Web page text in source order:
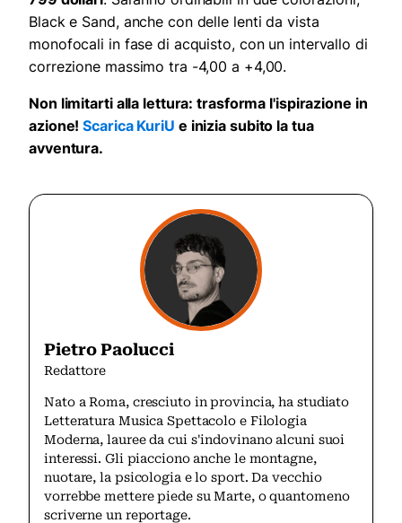
Black e Sand, anche con delle lenti da vista
monofocali in fase di acquisto, con un intervallo di
correzione massimo tra -4,00 a +4,00.
Non limitarti alla lettura: trasforma l'ispirazione in
azione!Scarica KuriU e inizia subito la tua
avventura.
Pietro Paolucci
Redattore
Nato a Roma, cresciuto in provincia, ha studiato
Letteratura Musica Spettacolo e Filologia
Moderna, lauree da cui s'indovinano alcuni suoi
interessi. Gli piacciono anche le montagne,
nuotare, la psicologia e lo sport. Da vecchio
vorrebbe mettere piede su Marte, o quantomeno
scriverne un reportage.